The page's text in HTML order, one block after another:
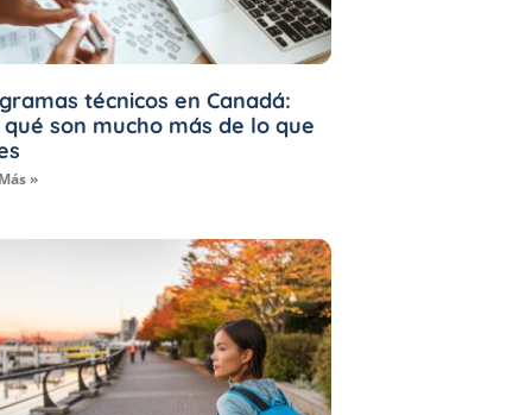
técnicos en Canadá:
son mucho más de lo que
»